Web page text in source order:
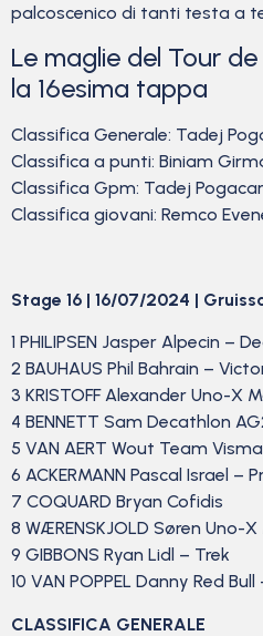
palcoscenico di tanti testa a
Le maglie del Tour
la 16esima tappa
Classifica Generale: Tadej
Classifica a punti: Biniam
Classifica Gpm: Tadej
Classifica giovani: Remco
Stage 16 | 16/07/2024 |
1 PHILIPSEN Jasper Alpecin –
2 BAUHAUS Phil Bahrain –
3 KRISTOFF Alexander Uno-X
4 BENNETT Sam Decathlon
5 VAN AERT Wout Team
6 ACKERMANN Pascal Israel –
7 COQUARD Bryan Cofidis
8 WÆRENSKJOLD Søren Uno-
9 GIBBONS Ryan Lidl – Trek
10 VAN POPPEL Danny Red
CLASSIFICA GENERALE